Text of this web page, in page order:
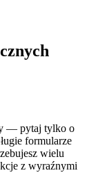
— pytaj tylko o
formularze
wielu
z wyraźnymi